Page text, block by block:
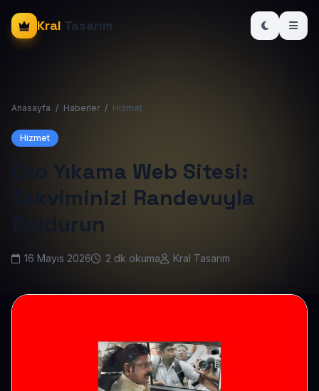
Kral Tasarım
Anasayfa / Haberler / Hizmet
Hizmet
Oto Yıkama Web Sitesi:
Takviminizi Randevuyla
Doldurun
16 Mayıs 2026 2 dk okuma Kral Tasarım